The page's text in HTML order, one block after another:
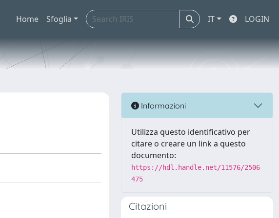
Home Sfoglia IT LOGIN
Informazioni
Utilizza questo identificativo per
citare o creare un link a questo
documento:
https://hdl.handle.net/11576/2506
475
Citazioni